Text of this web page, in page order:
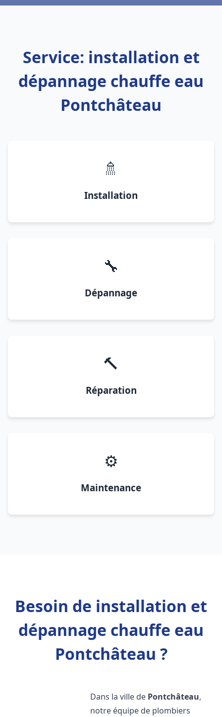
Service: installation et
dépannage chauffe eau
Pontchâteau
🚿
Installation
🔧
Dépannage
🔨
Réparation
⚙️
Maintenance
Besoin de installation et
dépannage chauffe eau
Pontchâteau ?
Dans la ville de Pontchâteau,
notre équipe de plombiers